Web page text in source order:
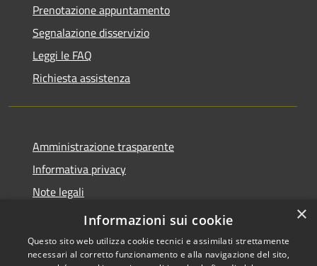
Prenotazione appuntamento
Segnalazione disservizio
Leggi le FAQ
Richiesta assistenza
Amministrazione trasparente
Informativa privacy
Note legali
Dichiarazione di accessibilità
×
Informazioni sui cookie
Questo sito web utilizza cookie tecnici e assimilati strettamente
necessari al corretto funzionamento e alla navigazione del sito,